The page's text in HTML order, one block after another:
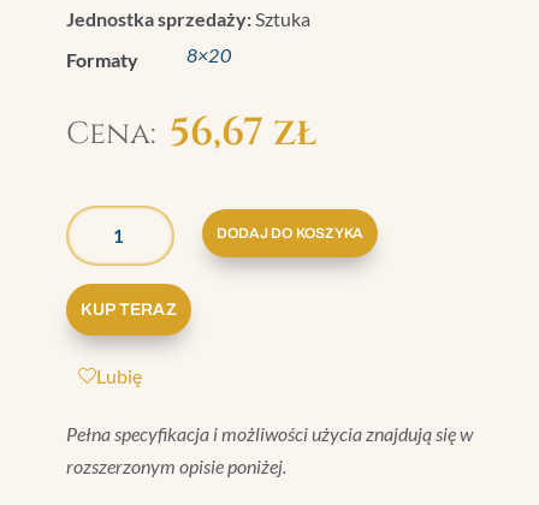
Jednostka sprzedaży:Sztuka
Formaty
8×20
56,67 zł
GRAZIA
BOISERIE
LISTWA
GEMME
CRAQUELE
8X20
DODAJ DO KOSZYKA
KUP TERAZ
Lubię
Pełna specyfikacja i możliwości użycia znajdują się w
rozszerzonym opisie poniżej.